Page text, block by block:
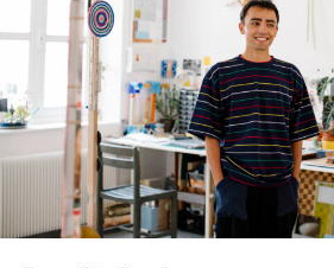
ESPACES DE PRATIQUE
Recherche
Connexion